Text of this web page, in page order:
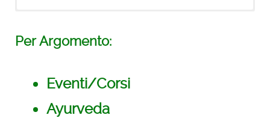
con Deepak
Per Argomento:
Eventi/Corsi
Ayurveda